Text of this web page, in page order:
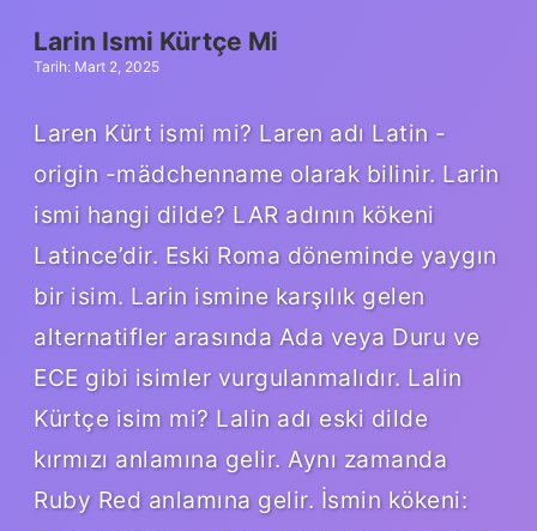
Larin Ismi Kürtçe Mi
Tarih: Mart 2, 2025
Laren Kürt ismi mi? Laren adı Latin -
origin -mädchenname olarak bilinir. Larin
ismi hangi dilde? LAR adının kökeni
Latince’dir. Eski Roma döneminde yaygın
bir isim. Larin ismine karşılık gelen
alternatifler arasında Ada veya Duru ve
ECE gibi isimler vurgulanmalıdır. Lalin
Kürtçe isim mi? Lalin adı eski dilde
kırmızı anlamına gelir. Aynı zamanda
Ruby Red anlamına gelir. İsmin kökeni: